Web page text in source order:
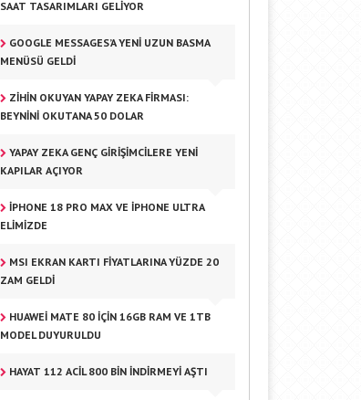
SAAT TASARIMLARI GELIYOR
GOOGLE MESSAGES’A YENI UZUN BASMA
MENÜSÜ GELDI
ZIHIN OKUYAN YAPAY ZEKA FIRMASI:
BEYNINI OKUTANA 50 DOLAR
YAPAY ZEKA GENÇ GIRIŞIMCILERE YENI
KAPILAR AÇIYOR
IPHONE 18 PRO MAX VE IPHONE ULTRA
ELIMIZDE
MSI EKRAN KARTI FIYATLARINA YÜZDE 20
ZAM GELDI
HUAWEI MATE 80 IÇIN 16GB RAM VE 1TB
MODEL DUYURULDU
HAYAT 112 ACIL 800 BIN INDIRMEYI AŞTI